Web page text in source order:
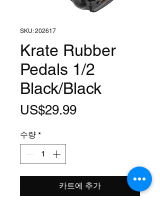
SKU: 202617
Krate Rubber
Pedals 1/2
Black/Black
US$29.99가
수량 *
카트에 추가